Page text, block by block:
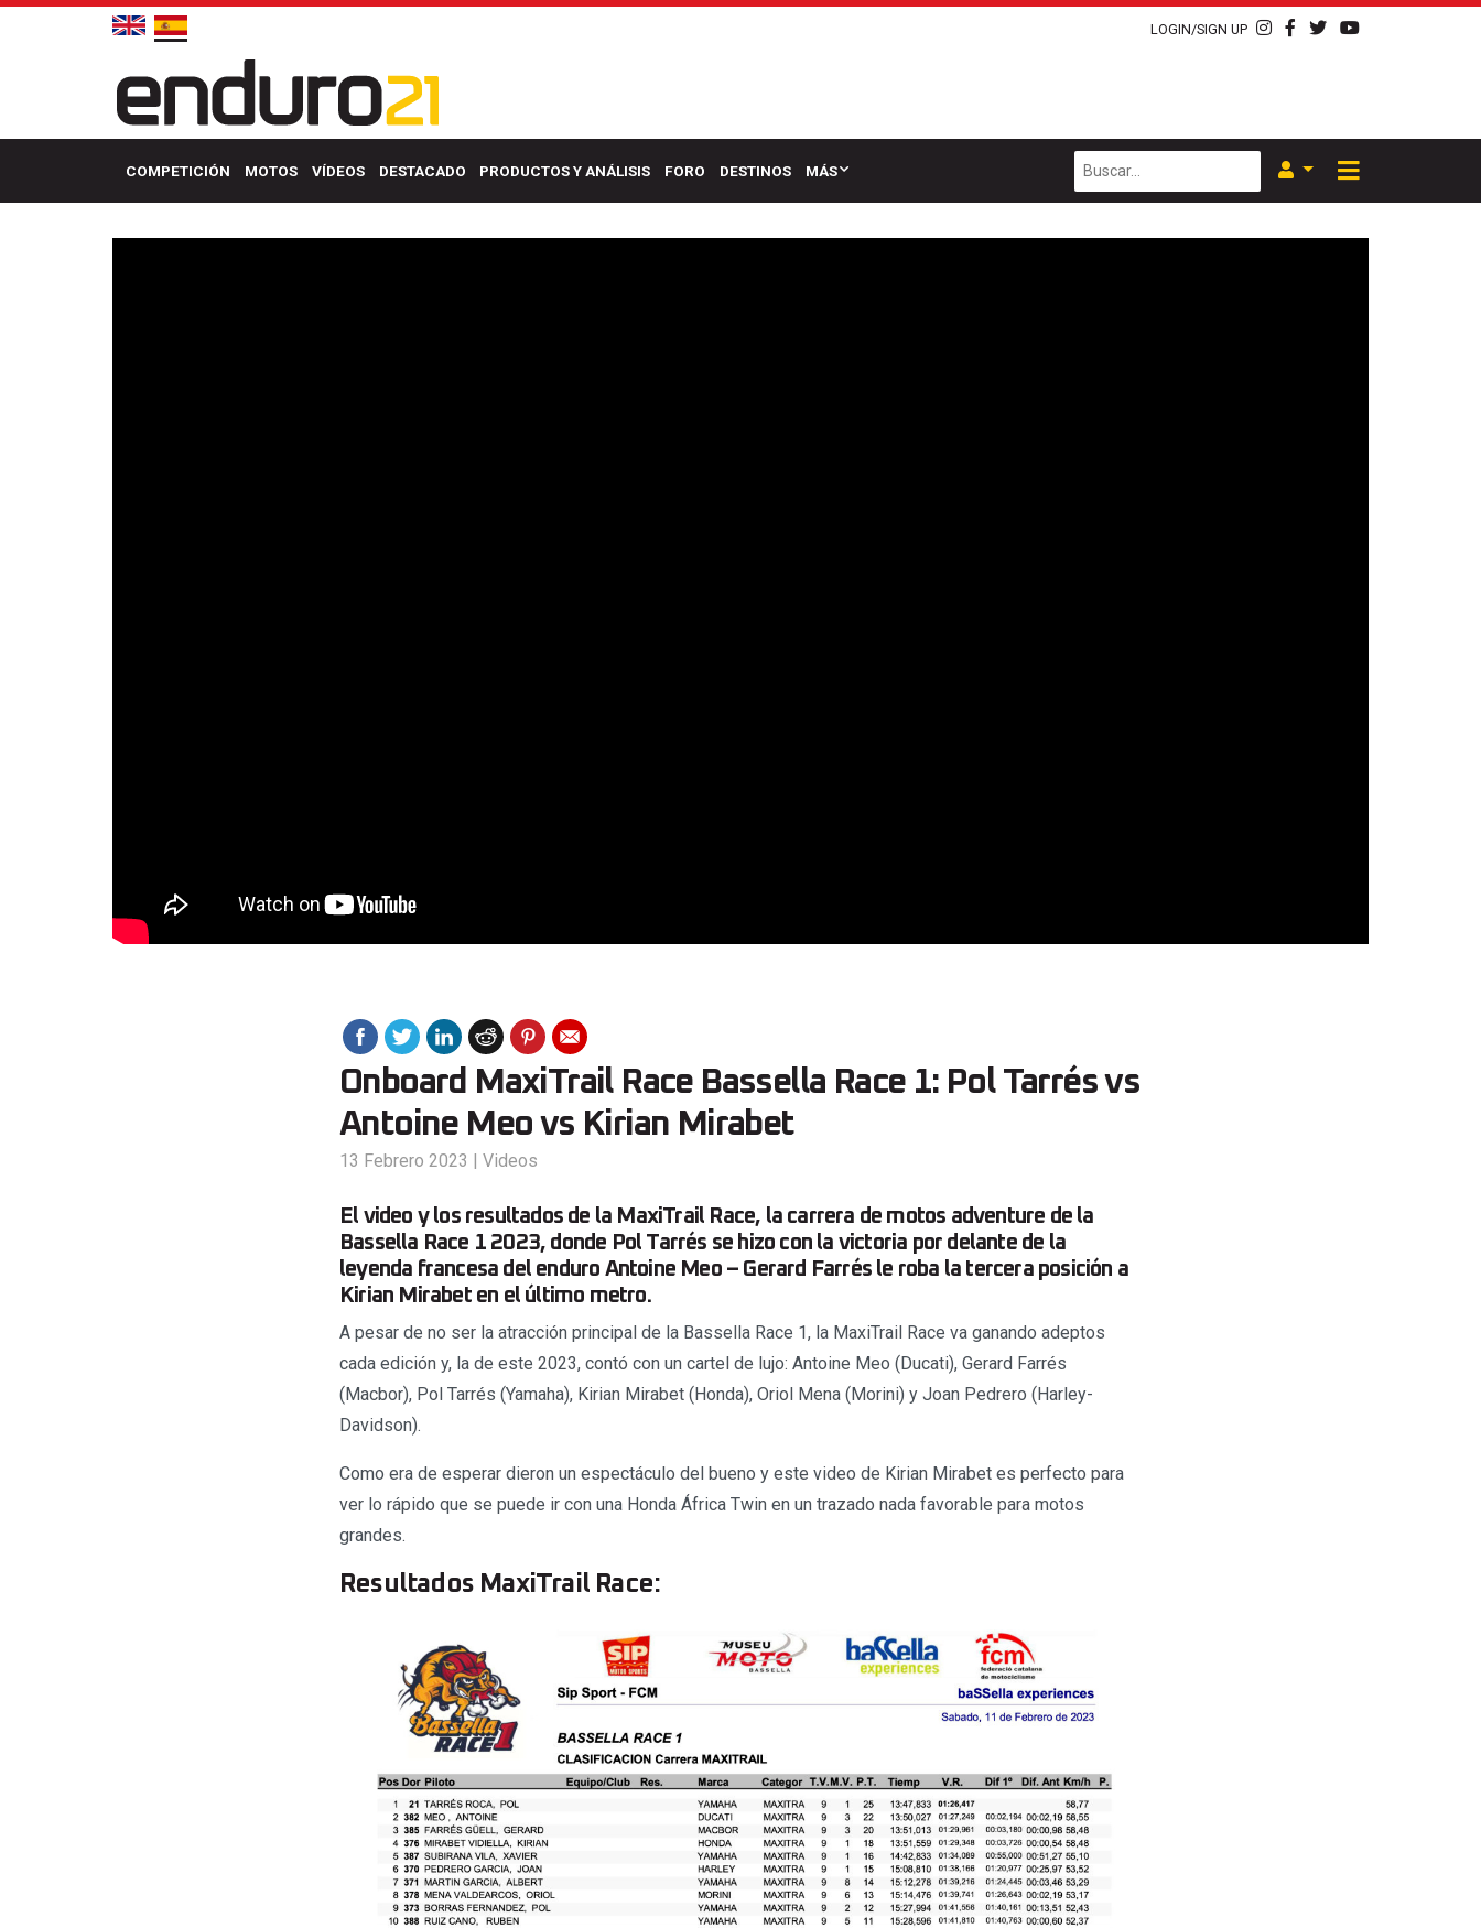
LOGIN/SIGN UP
COMPETICIÓN MOTOS VÍDEOS DESTACADO PRODUCTOS Y ANÁLISIS FORO DESTINOS MÁS
Onboard MaxiTrail Race Bassella Race 1: Pol Tarrés vs
Antoine Meo vs Kirian Mirabet
13 Febrero 2023 | Videos
El video y los resultados de la MaxiTrail Race, la carrera de motos adventure de la
Bassella Race 1 2023, donde Pol Tarrés se hizo con la victoria por delante de la
leyenda francesa del enduro Antoine Meo – Gerard Farrés le roba la tercera posición a
Kirian Mirabet en el último metro.
A pesar de no ser la atracción principal de la Bassella Race 1, la MaxiTrail Race va ganando adeptos
cada edición y, la de este 2023, contó con un cartel de lujo: Antoine Meo (Ducati), Gerard Farrés
(Macbor), Pol Tarrés (Yamaha), Kirian Mirabet (Honda), Oriol Mena (Morini) y Joan Pedrero (Harley-
Davidson).
Como era de esperar dieron un espectáculo del bueno y este video de Kirian Mirabet es perfecto para
ver lo rápido que se puede ir con una Honda África Twin en un trazado nada favorable para motos
grandes.
Resultados MaxiTrail Race: